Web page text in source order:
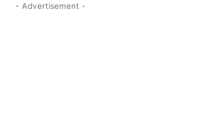
- Advertisement -